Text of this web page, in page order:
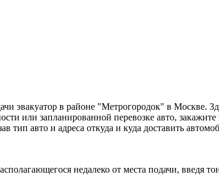
эвакуатор в районе "Метрогородок" в Москве.
или запланированной перевозке авто,
тип авто и адреса откуда и куда доставить
недалеко от места подачи,